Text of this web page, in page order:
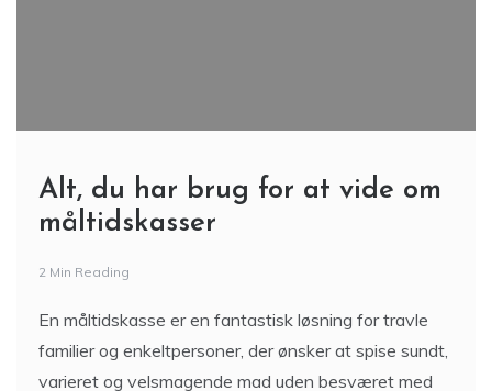
Alt, du har brug for at vide om
måltidskasser
2 Min Reading
En måltidskasse er en fantastisk løsning for travle
familier og enkeltpersoner, der ønsker at spise sundt,
varieret og velsmagende mad uden besværet med